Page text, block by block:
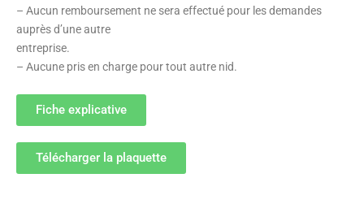
– Aucun remboursement ne sera effectué pour les demandes
auprès d’une autre
entreprise.
– Aucune pris en charge pour tout autre nid.
Fiche explicative
Télécharger la plaquette